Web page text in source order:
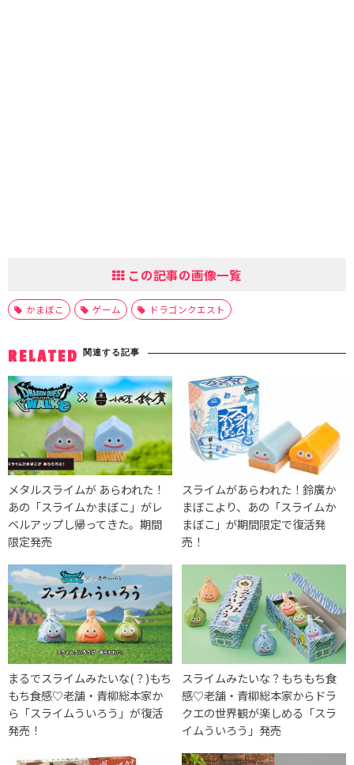
この記事の画像一覧
かまぼこ ゲーム ドラゴンクエスト
RELATED 関連する記事
メタルスライムが あらわれた！
あの「スライムかまぼこ」がレ
ベルアップし帰ってきた。期間
限定発売
スライムがあらわれた！鈴廣か
まぼこより、あの「スライムか
まぼこ」が期間限定で復活発
売！
まるでスライムみたいな(？)もち
もち食感♡老舗・青柳総本家か
ら「スライムういろう」が復活
発売！
スライムみたいな？もちもち食
感♡老舗・青柳総本家からドラ
クエの世界観が楽しめる「スラ
イムういろう」発売